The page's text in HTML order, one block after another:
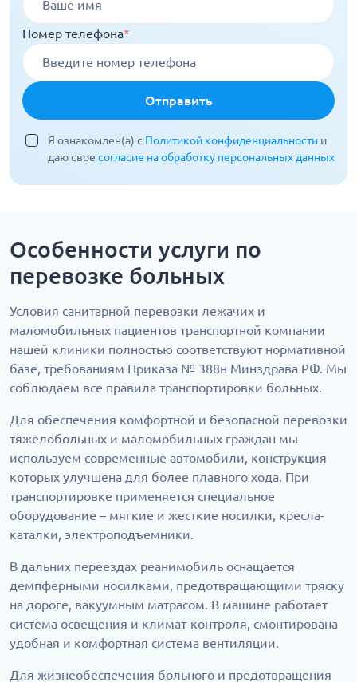
Номер телефона*
Отправить
Я ознакомлен(а) с Политикой конфиденциальности и
даю свое согласие на обработку персональных данных
Особенности услуги по
перевозке больных
Условия санитарной перевозки лежачих и
маломобильных пациентов транспортной компании
нашей клиники полностью соответствуют нормативной
базе, требованиям Приказа № 388н Минздрава РФ. Мы
соблюдаем все правила транспортировки больных.
Для обеспечения комфортной и безопасной перевозки
тяжелобольных и маломобильных граждан мы
используем современные автомобили, конструкция
которых улучшена для более плавного хода. При
транспортировке применяется специальное
оборудование – мягкие и жесткие носилки, кресла-
каталки, электроподъемники.
В дальних переездах реанимобиль оснащается
демпферными носилками, предотвращающими тряску
на дороге, вакуумным матрасом. В машине работает
система освещения и климат-контроля, смонтирована
удобная и комфортная система вентиляции.
Для жизнеобеспечения больного и предотвращения